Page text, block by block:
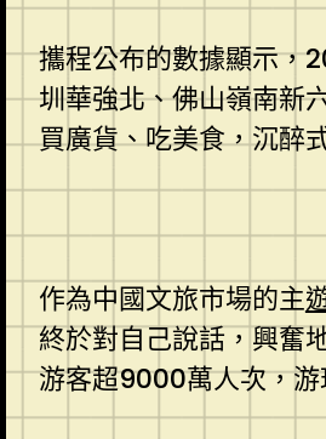
攜程公布的數據顯示，
圳華強北、佛山嶺南新
買廣貨、吃美食，沉醉
作為中國文旅市場的主
終於對自己說話，興奮
游客超9000萬人次，